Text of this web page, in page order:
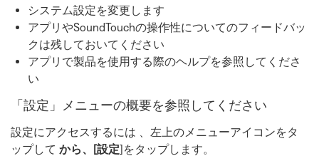
システム設定を変更します
アプリやSoundTouchの操作性についてのフィードバッ
クは残しておいてください
アプリで製品を使用する際のヘルプを参照してくださ
い
「設定」メニューの概要を参照してください
設定にアクセスするには
、左上のメニューアイコンをタ
ップして から、[設定]をタップします。